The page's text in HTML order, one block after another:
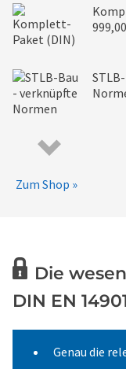
Zum Shop »
Die
DIN EN
Genau die